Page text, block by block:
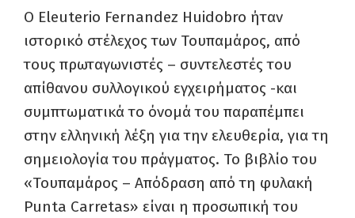
Ο Eleuterio Fernandez Huidobro ήταν
ιστορικό στέλεχος των Τουπαμάρος, από
τους πρωταγωνιστές – συντελεστές του
απίθανου συλλογικού εγχειρήματος -και
συμπτωματικά το όνομά του παραπέμπει
στην ελληνική λέξη για την ελευθερία, για τη
σημειολογία του πράγματος. Το βιβλίο του
«Τουπαμάρος – Απόδραση από τη φυλακή
Punta Carretas» είναι η προσωπική του